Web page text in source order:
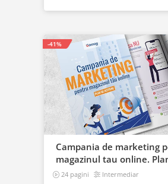
Campania de marketing
magazinul tau online.
actiune
24 pagini Intermediar
-41%